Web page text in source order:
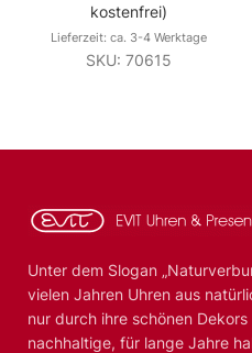
kostenfrei)
Lieferzeit: ca. 3-4 Werktage
SKU: 70615
Unter dem Slogan
vielen Jahren Uhren aus
nur durch ihre schönen
nachhaltige, für lange Jahre